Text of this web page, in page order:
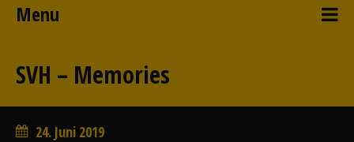
Menu
SVH – Memories
24. Juni 2019